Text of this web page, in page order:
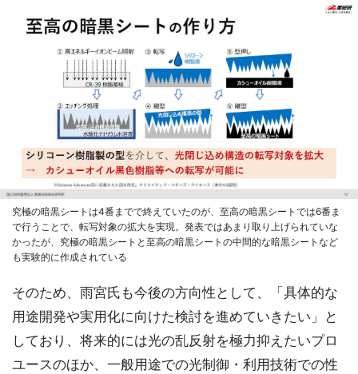
究極の暗黒シートは4番までで終えていたのが、至高の暗黒シートでは6番ま
で行うことで、転写対象の拡大を実現。発表ではあまり取り上げられていな
かったが、究極の暗黒シートと至高の暗黒シートの中間的な暗黒シートなど
も実験的に作成されている
そのため、雨宮氏も今後の方向性として、「具体的な
用途開発や実用化に向けた検討を進めていきたい」と
しており、将来的には光の乱反射を極力抑えたいプロ
ユースのほか、一般用途での光制御・利用技術での性